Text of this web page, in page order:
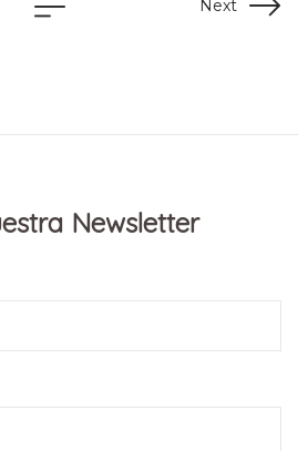
Next
Newsletter